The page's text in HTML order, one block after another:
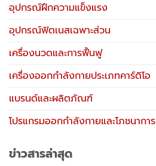
อุปกรณ์ฝึกความแข็งแรง
อุปกรณ์ฟิตเนสเฉพาะส่วน
เครื่องนวดและการฟื้นฟู
เครื่องออกกำลังกายประเภทคาร์ดิโอ
แบรนด์และผลิตภัณฑ์
โปรแกรมออกกำลังกายและโภชนาการ
ข่าวสารล่าสุด